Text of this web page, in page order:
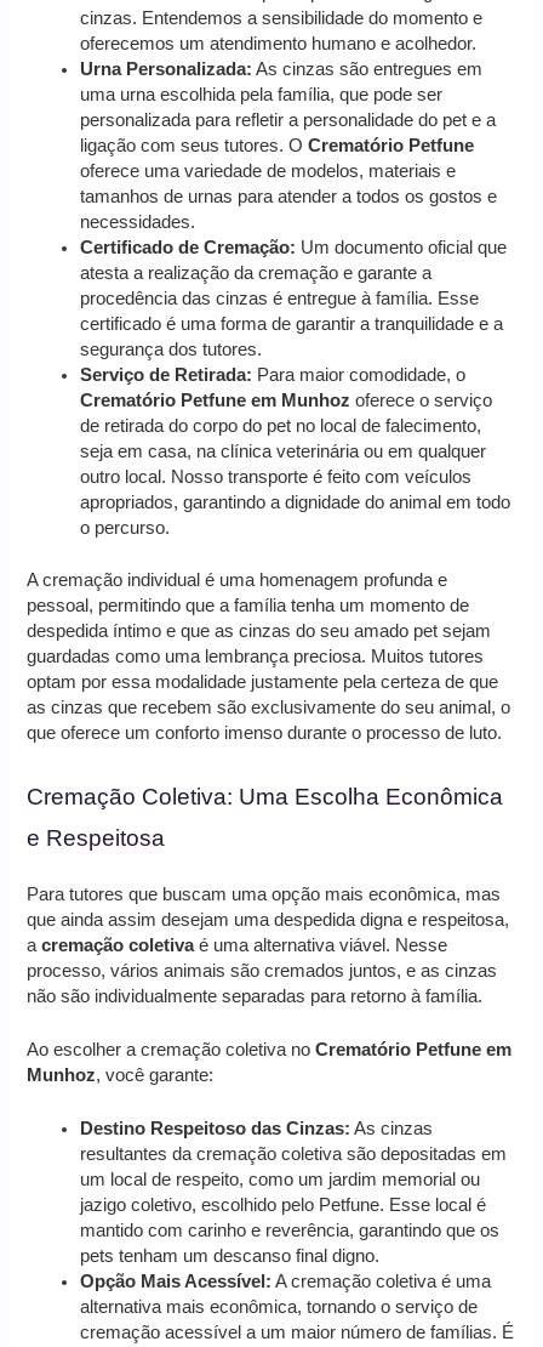
cinzas. Entendemos a sensibilidade do momento e
oferecemos um atendimento humano e acolhedor.
Urna Personalizada: As cinzas são entregues em
uma urna escolhida pela família, que pode ser
personalizada para refletir a personalidade do pet e a
ligação com seus tutores. OCrematório Petfune
oferece uma variedade de modelos, materiais e
tamanhos de urnas para atender a todos os gostos e
necessidades.
Certificado de Cremação: Um documento oficial que
atesta a realização da cremação e garante a
procedência das cinzas é entregue à família. Esse
certificado é uma forma de garantir a tranquilidade e a
segurança dos tutores.
Serviço de Retirada: Para maior comodidade, o
Crematório Petfune em Munhoz oferece o serviço
de retirada do corpo do pet no local de falecimento,
seja em casa, na clínica veterinária ou em qualquer
outro local. Nosso transporte é feito com veículos
apropriados, garantindo a dignidade do animal em todo
o percurso.
A cremação individual é uma homenagem profunda e
pessoal, permitindo que a família tenha um momento de
despedida íntimo e que as cinzas do seu amado pet sejam
guardadas como uma lembrança preciosa. Muitos tutores
optam por essa modalidade justamente pela certeza de que
as cinzas que recebem são exclusivamente do seu animal, o
que oferece um conforto imenso durante o processo de luto.
Cremação Coletiva: Uma Escolha Econômica
e Respeitosa
Para tutores que buscam uma opção mais econômica, mas
que ainda assim desejam uma despedida digna e respeitosa,
acremação coletivaé uma alternativa viável. Nesse
processo, vários animais são cremados juntos, e as cinzas
não são individualmente separadas para retorno à família.
Ao escolher a cremação coletiva noCrematório Petfune em
Munhoz, você garante:
Destino Respeitoso das Cinzas: As cinzas
resultantes da cremação coletiva são depositadas em
um local de respeito, como um jardim memorial ou
jazigo coletivo, escolhido pelo Petfune. Esse local é
mantido com carinho e reverência, garantindo que os
pets tenham um descanso final digno.
Opção Mais Acessível: A cremação coletiva é uma
alternativa mais econômica, tornando o serviço de
cremação acessível a um maior número de famílias. É